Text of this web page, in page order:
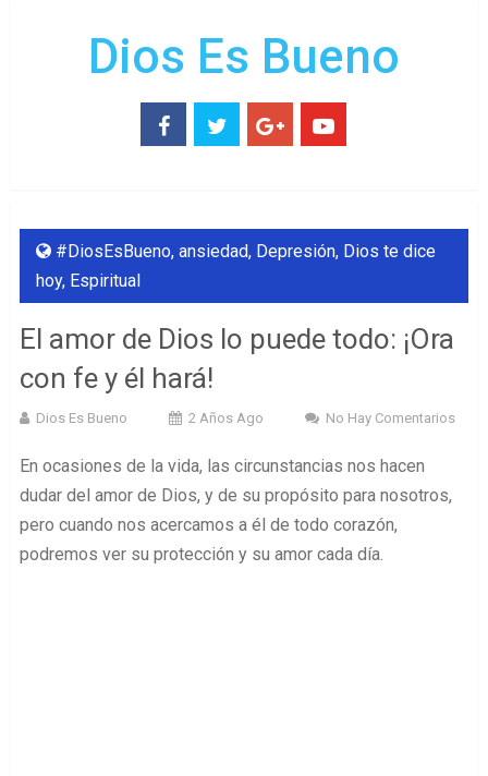
Dios Es Bueno
#DiosEsBueno, ansiedad, Depresión, Dios te dice
hoy, Espiritual
El amor de Dios lo puede todo: ¡Ora
con fe y él hará!
Dios Es Bueno 2 Años Ago No Hay Comentarios
En ocasiones de la vida, las circunstancias nos hacen
dudar del amor de Dios, y de su propósito para nosotros,
pero cuando nos acercamos a él de todo corazón,
podremos ver su protección y su amor cada día.